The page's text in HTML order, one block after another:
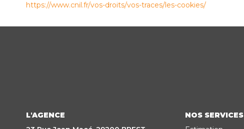
https://www.cnil.fr/vos-droits/vos-traces/les-cookies/
L'AGENCE
NOS SERVICES